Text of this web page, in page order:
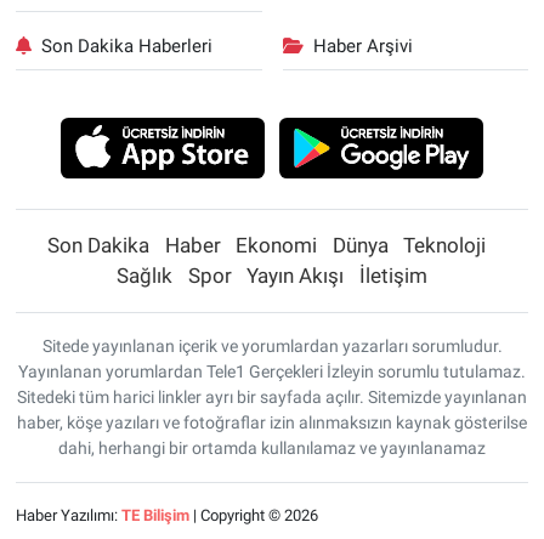
Son Dakika Haberleri Haber Arşivi
Son Dakika Haber Ekonomi Dünya
Teknoloji
Sağlık
Spor Yayın Akışı İletişim
Sitede yayınlanan içerik ve yorumlardan yazarları sorumludur.
Yayınlanan yorumlardan Tele1 Gerçekleri İzleyin sorumlu tutulamaz.
Sitedeki tüm harici linkler ayrı bir sayfada açılır. Sitemizde yayınlanan
haber, köşe yazıları ve fotoğraflar izin alınmaksızın kaynak gösterilse
dahi, herhangi bir ortamda kullanılamaz ve yayınlanamaz
Haber Yazılımı: TE Bilişim| Copyright © 2026